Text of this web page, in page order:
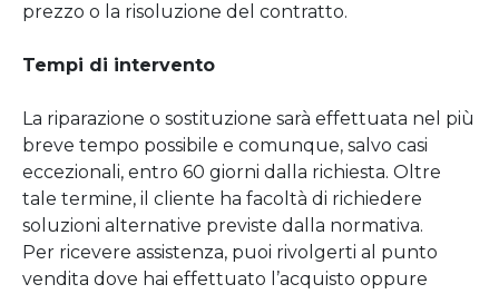
prezzo o la risoluzione del contratto.
Tempi di intervento
La riparazione o sostituzione sarà effettuata nel più
breve tempo possibile e comunque, salvo casi
eccezionali, entro 60 giorni dalla richiesta. Oltre
tale termine, il cliente ha facoltà di richiedere
soluzioni alternative previste dalla normativa.
Per ricevere assistenza, puoi rivolgerti al punto
vendita dove hai effettuato l’acquisto oppure